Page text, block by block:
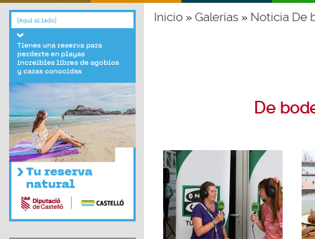
Inicio» Galerías» Noticia De
De